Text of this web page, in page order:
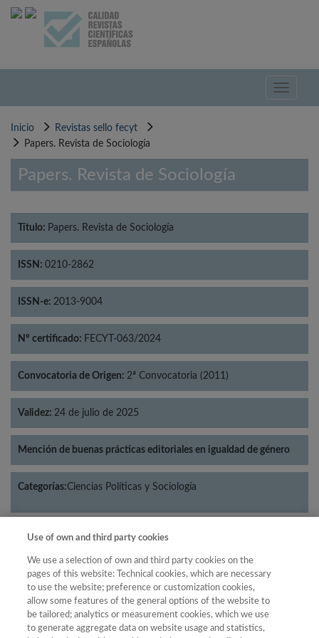
Pasar
Toggle
Inicio
Revistas sello fecyt
Papers. Revista de Sociología
Papers. Revista de Sociología
Título: Papers. Revista de Sociología
ISSN: 0210-2862
ISSN-e: 2013-9004
Nº certificado: FECYT-063/2024
Convocatoria de Origen: 2ª Convocatoria (2011)
Validez: 24 de julio de 2025
Mención de buenas prácticas editoriales en igualdad de género
Categorías:Ciencias Políticas y Sociología
Año
Año
Filtrar
Use of own and third party cookies
We use a selection of own and third party cookies on the
pages of this website: Technical cookies, which are necessary
to use the website; preference or customization cookies,
allow some features of the general options of the website to
be tailored; analytics or measurement cookies, which we use
to generate aggregate data on website usage and statistics,